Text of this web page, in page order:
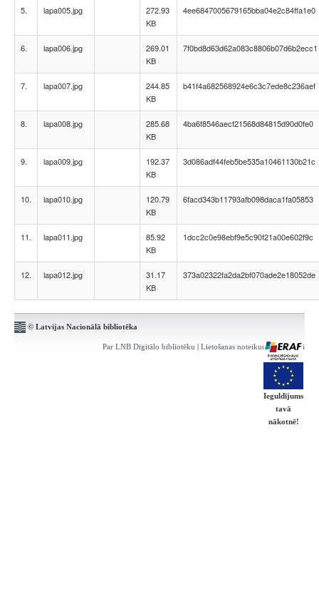
5. lapa005.jpg
272.93
KB
4ee6847005679165bba04e2c84ffa1e0
6. lapa006.jpg
269.01
KB
7f0bd8d63d62a083c8806b07d6b2ecc1
7. lapa007.jpg
244.85
KB
b41f4a682568924e6c3c7ede8c236aef
8. lapa008.jpg
285.68
KB
4ba6f8546aecf21568d84815d90d0fe0
9. lapa009.jpg
192.37
KB
3d086adf44feb5be535a10461130b21c
10. lapa010.jpg
120.79
KB
6facd343b11793afb098daca1fa05853
11. lapa011.jpg
85.92
KB
1dcc2c0e98ebf9e5c90f21a00e602f9c
12. lapa012.jpg
31.17
KB
373a02322fa2da2bf070ade2e18052de
© Latvijas Nacionālā bibliotēka
Par LNB Digitālo bibliotēku | Lietošanas noteikumi | Kontakti
Ieguldījums
tavā
nākotnē!